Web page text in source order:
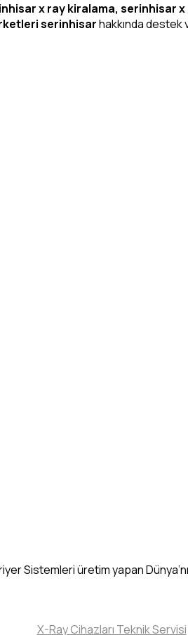
x ray kiralama, serinhisar
serinhisarhakkında destek
Sistemleri üretim yapan
X-Ray Cihazları Teknik Servisi